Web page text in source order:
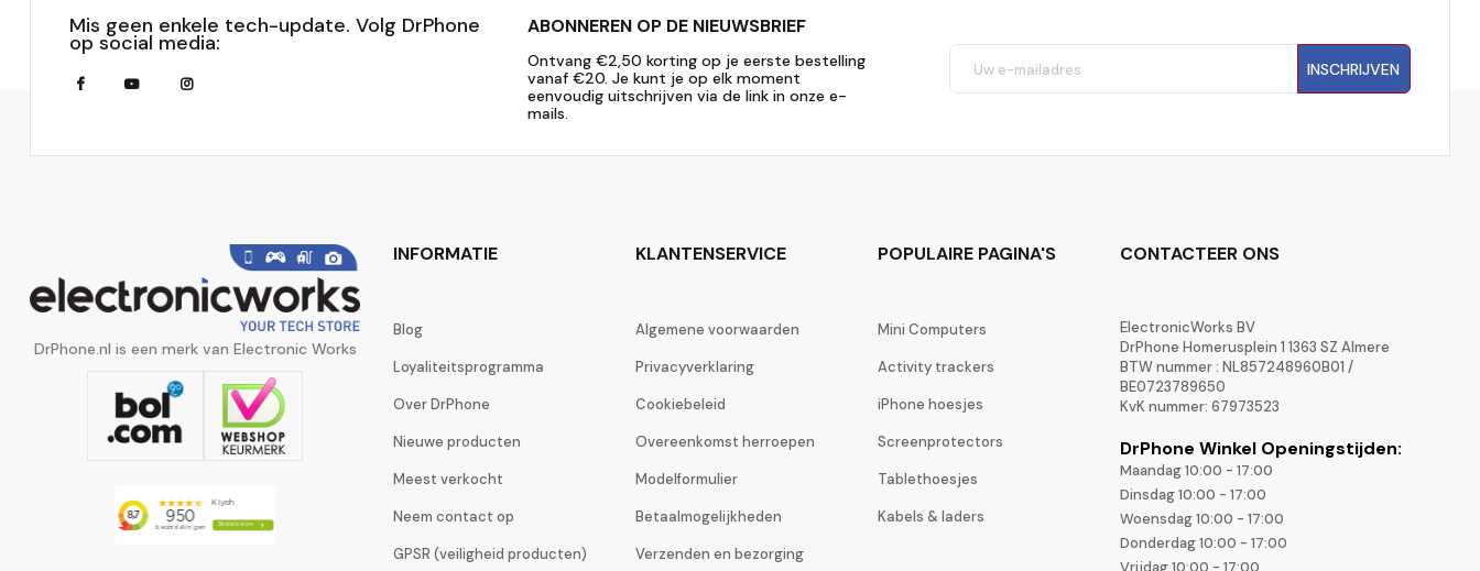
Mis geen enkele tech-update. Volg DrPhone
op social media:
ABONNEREN OP DE NIEUWSBRIEF
Ontvang €2,50 korting op je eerste bestelling
vanaf €20. Je kunt je op elk moment
eenvoudig uitschrijven via de link in onze e-
mails.
INSCHRIJVEN
DrPhone.nl is een merk van Electronic Works
INFORMATIE
Blog
Loyaliteitsprogramma
Over DrPhone
Nieuwe producten
Meest verkocht
Neem contact op
GPSR (veiligheid producten)
KLANTENSERVICE
Algemene voorwaarden
Privacyverklaring
Cookiebeleid
Overeenkomst herroepen
Modelformulier
Betaalmogelijkheden
Verzenden en bezorging
POPULAIRE PAGINA'S
Mini Computers
Activity trackers
iPhone hoesjes
Screenprotectors
Tablethoesjes
Kabels & laders
CONTACTEER ONS
ElectronicWorks BV
DrPhone Homerusplein 1 1363 SZ Almere
BTW nummer : NL857248960B01 /
BE0723789650
KvK nummer: 67973523
DrPhone Winkel Openingstijden:
Maandag 10:00 - 17:00
Dinsdag 10:00 - 17:00
Woensdag 10:00 - 17:00
Donderdag 10:00 - 17:00
Vrijdag 10:00 - 17:00